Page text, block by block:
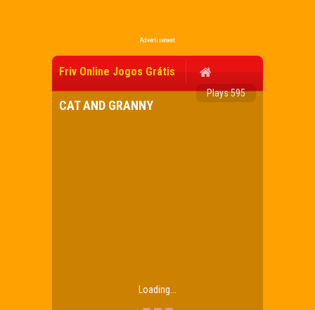
Advertisement
Friv Online Jogos Grátis
Plays 595
CAT AND GRANNY
Loading...